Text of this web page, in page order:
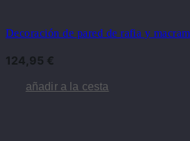
Decoración de pared de rafia y
124,95 €
añadir a la cesta